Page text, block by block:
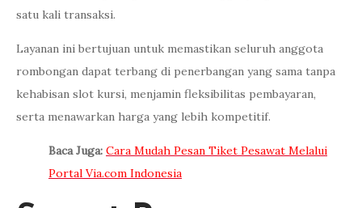
satu kali transaksi.
Layanan ini bertujuan untuk memastikan seluruh anggota
rombongan dapat terbang di penerbangan yang sama tanpa
kehabisan slot kursi, menjamin fleksibilitas pembayaran,
serta menawarkan harga yang lebih kompetitif.
Baca Juga: Cara Mudah Pesan Tiket Pesawat Melalui
Portal Via.com Indonesia